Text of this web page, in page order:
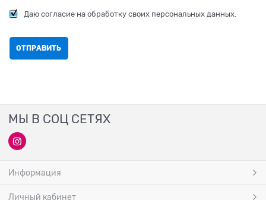
Даю согласие на обработку своих персональных данных.
МЫ В СОЦ СЕТЯХ
Информация
Личный кабинет